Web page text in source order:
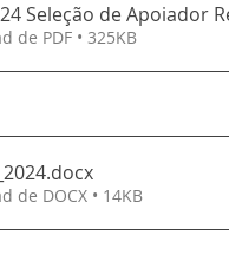
Edital 003.2024 Seleção de
de PDF • 325KB
.docx
de DOCX • 14KB